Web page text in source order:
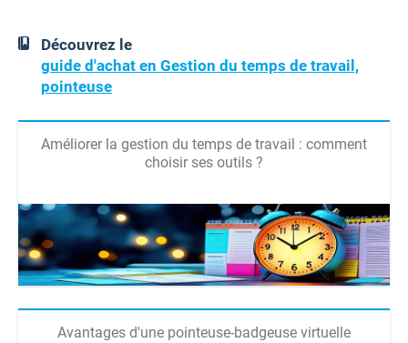
Découvrez le
guide d'achat en Gestion du temps de travail,
pointeuse
Améliorer la gestion du temps de travail : comment
choisir ses outils ?
Avantages d'une pointeuse-badgeuse virtuelle